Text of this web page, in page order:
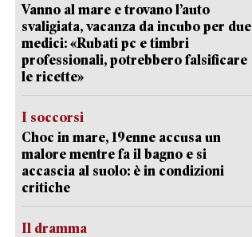
Vanno al mare e trovano l’auto
svaligiata, vacanza da incubo per due
medici: «Rubati pc e timbri
professionali, potrebbero falsificare
le ricette»
I soccorsi
Choc in mare, 19enne accusa un
malore mentre fa il bagno e si
accascia al suolo: è in condizioni
critiche
Il dramma